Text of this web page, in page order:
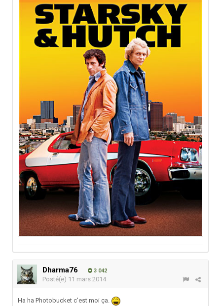
Dharma76 3 042
Posté(e) 11 mars 2014
Ha ha Photobucket c'est moi ça.